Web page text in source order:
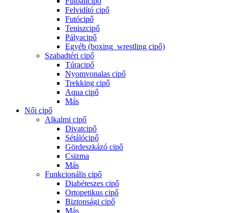
Felvidító cipő
Futócipő
Teniszcipő
Pályacipő
Egyéb (boxing_wrestling cipő)
Szabadtéri cipő
Túracipő
Nyomvonalas cipő
Trekking cipő
Aqua cipő
Más
Női cipő
Alkalmi cipő
Divatcipő
Sétálócipő
Gördeszkázó cipő
Csizma
Más
Funkcionális cipő
Diabéteszes cipő
Ortopetikus cipő
Biztonsági cipő
Más